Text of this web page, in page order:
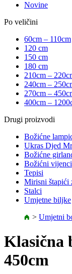
Novine
Po veličini
60cm – 110cm
120 cm
150 cm
180 cm
210cm –
240cm –
270cm –
400cm –
Drugi proizvodi
Božićne
Ukras Djed
Božićne
Božićni vijenci
Tepisi
Mirisni štapići
Stalci
Umjetne biljke
> Umjetni
Klasična
450cm